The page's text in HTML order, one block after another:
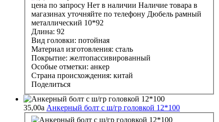
цена по запросу Нет в наличии Наличие товара в
магазинах уточняйте по телефону Дюбель рамный
металлический 10*92
Длина: 92
Вид головки: потойная
Материал изготовления: сталь
Покрытие: желтопассивированный
Особые отметки: анкер
Страна происхождения: китай
Поделиться
35,00a Анкерный болт с ш/гр головкой 12*100